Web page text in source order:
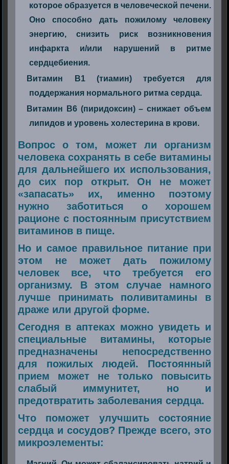
которое образуется в человеческой печени.
Оно способно дать пожилому человеку
энергию, снизить риск возникновения
инфаркта и/или нарушений в ритме
сердцебиения.
Витамин В1 (тиамин) требуется для
поддержания нормального ритма сердца.
Витамин В6 (пиридоксин) – снижает объем
липидов и уровень холестерина в крови.
Вопрос о том, может ли организм
человека сохранять в себе витамины
для дальнейшего их использования,
до сих пор открыт. Он не может
«запасать» их, именно поэтому
нужно заботиться о хорошем
рационе с постоянным присутствием
витаминов в пище.
Но и самое правильное питание при
этом не может дать пожилому
человек все, что требуется его
организму. В этом случае намного
лучше принимать поливитамины в
драже или другой форме.
Сегодня в аптеках можно увидеть и
специальные витамины, которые
предназначены непосредственно
для пожилых людей. Постоянный
прием может не только повысить
слабый иммунитет, но и
предотвратить заболевания сердца.
Что поможет улучшить состояние
сердца и сосудов? Прежде всего, это
микроэлементы: